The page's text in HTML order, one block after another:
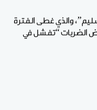
والذي غطى الفترة
2021 إلى نوفمبر 2024، أن بعض الضربات “تفشل في